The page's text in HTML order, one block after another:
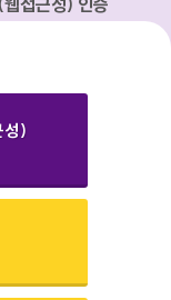
접근성) 인증
성)